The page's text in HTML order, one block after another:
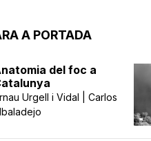
A PORTADA
del foc a
Urgell i Vidal | Carlos